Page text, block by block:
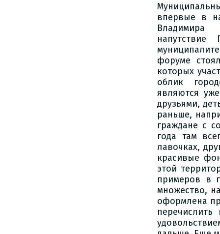
впервые в
Владимира
напутствие
форуме
которых
облик
являются
друзьями,
раньше,
граждане с
года там
лавочках,
красивые
этой
примеров в
множество,
оформлена